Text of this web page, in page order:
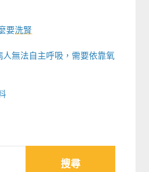
要洗腎
人無法自主呼吸，需要依靠氧